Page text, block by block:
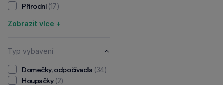
Trixie(32)
(29)
UNIVIT (4)
VetOxi(9)
Veyx(2)
Přírodní(17)
Zobrazit více +
Typ vybavení
Domečky, odpočívadla (34)
Houpačky (2)